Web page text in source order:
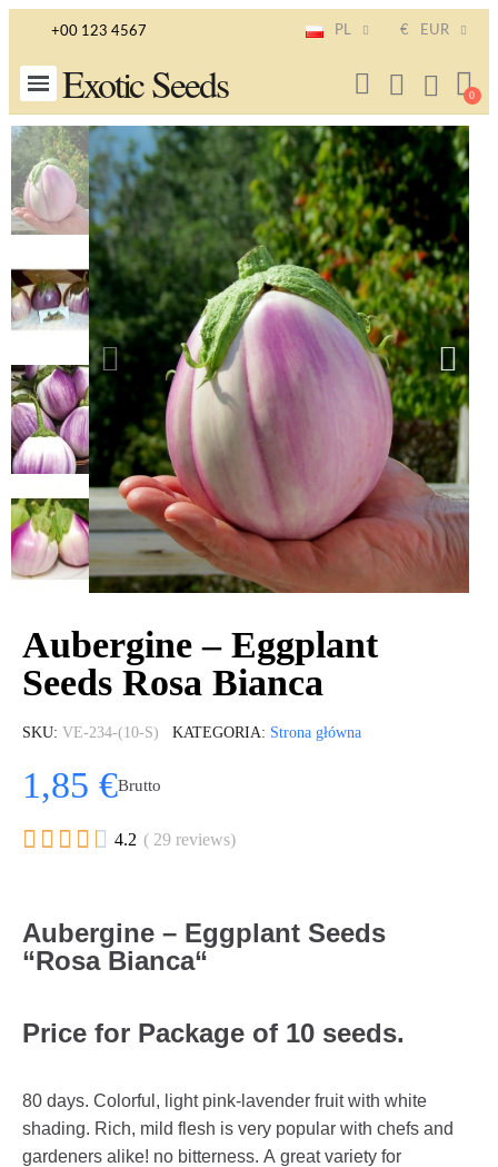
+00 123 4567 PL € EUR
Exotic Seeds
Aubergine – Eggplant
Seeds Rosa Bianca
SKU VE-234-(10-S) KATEGORIA Strona główna
1,85 €Brutto
     4.2 ( 29 reviews)
Aubergine – Eggplant Seeds
“Rosa Bianca“
Price for Package of 10 seeds.
80 days. Colorful, light pink-lavender fruit with white
shading. Rich, mild flesh is very popular with chefs and
gardeners alike! no bitterness. A great variety for